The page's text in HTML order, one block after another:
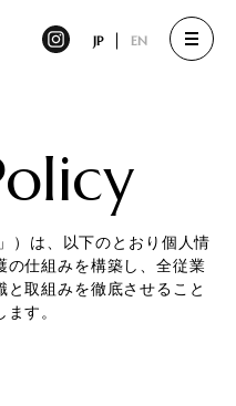
JP EN
）は、以下のとおり個人情
の仕組みを構築し、全従業
取組みを徹底させること
す。